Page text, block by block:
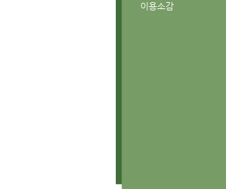
이용소감